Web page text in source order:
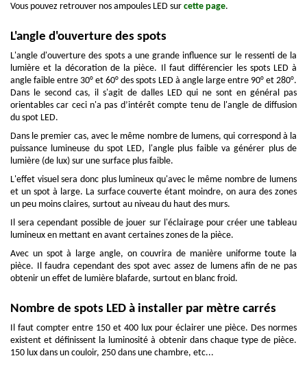
Vous pouvez retrouver nos ampoules LED sur cette page.
L'angle d'ouverture des spots
L'angle d'ouverture des spots a une grande influence sur le ressenti de la
lumière et la décoration de la pièce. Il faut différencier les spots LED à
angle faible entre 30° et 60° des spots LED à angle large entre 90° et 280°.
Dans le second cas, il s'agit de dalles LED qui ne sont en général pas
orientables car ceci n'a pas d’intérêt compte tenu de l'angle de diffusion
du spot LED.
Dans le premier cas, avec le même nombre de lumens, qui correspond à la
puissance lumineuse du spot LED, l'angle plus faible va générer plus de
lumière (de lux) sur une surface plus faible.
L'effet visuel sera donc plus lumineux qu'avec le même nombre de lumens
et un spot à large. La surface couverte étant moindre, on aura des zones
un peu moins claires, surtout au niveau du haut des murs.
Il sera cependant possible de jouer sur l'éclairage pour créer une tableau
lumineux en mettant en avant certaines zones de la pièce.
Avec un spot à large angle, on couvrira de manière uniforme toute la
pièce. Il faudra cependant des spot avec assez de lumens afin de ne pas
obtenir un effet de lumière blafarde, surtout en blanc froid.
Nombre de spots LED à installer par mètre carrés
Il faut compter entre 150 et 400 lux pour éclairer une pièce. Des normes
existent et définissent la luminosité à obtenir dans chaque type de pièce.
150 lux dans un couloir, 250 dans une chambre, etc...